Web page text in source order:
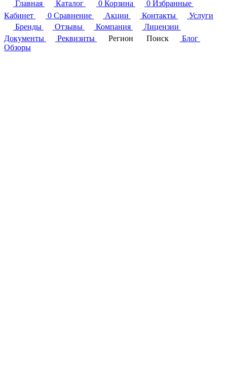
Главная
Каталог 0 Корзина 0 Избранные
Кабинет
0 Сравнение Акции Контакты
Услуги
Бренды
Отзывы Компания
Лицензии
Документы
Реквизиты Регион Поиск
Блог
Обзоры